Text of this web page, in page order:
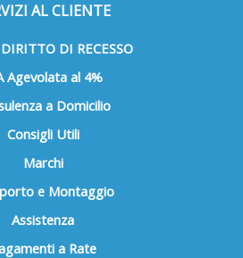
AL CLIENTE
DI RECESSO
Agevolata al 4%
a Domicilio
Consigli Utili
Marchi
e Montaggio
Assistenza
a Rate